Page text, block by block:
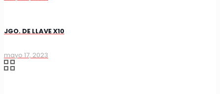
JGO. DE LLAVE X10
mayo 17, 2023